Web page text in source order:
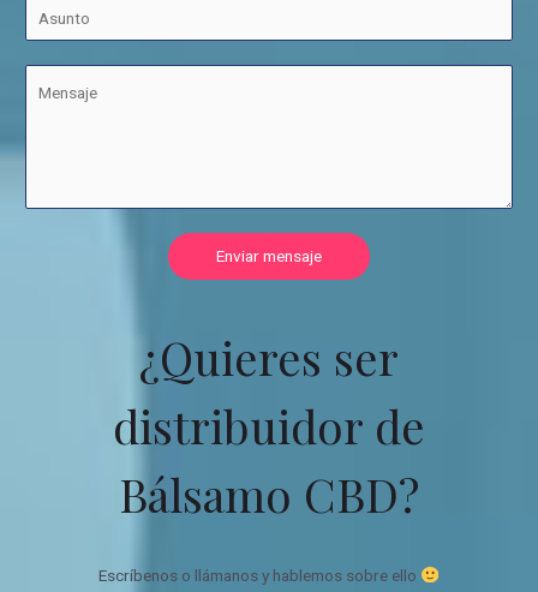
Enviar mensaje
¿Quieres ser
distribuidor de
Bálsamo CBD?
Escríbenos o llámanos y hablemos sobre ello